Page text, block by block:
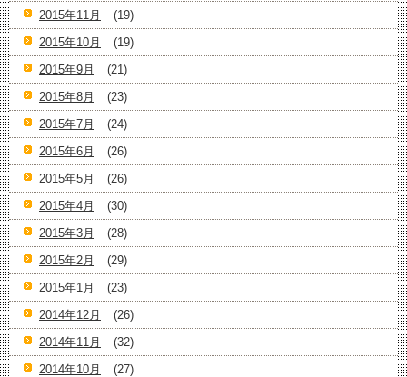
2015年11月
(19)
2015年10月
(19)
2015年9月
(21)
2015年8月
(23)
2015年7月
(24)
2015年6月
(26)
2015年5月
(26)
2015年4月
(30)
2015年3月
(28)
2015年2月
(29)
2015年1月
(23)
2014年12月
(26)
2014年11月
(32)
2014年10月
(27)